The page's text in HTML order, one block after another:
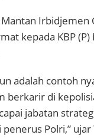
kepada KBP
adalah contoh
berkarir di
jabatan
Polri,”